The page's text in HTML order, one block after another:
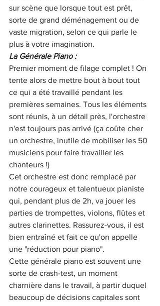
sur scène que lorsque tout est prêt,
sorte de grand déménagement ou de
vaste migration, selon ce qui parle le
plus à votre imagination.
La Générale Piano :
Premier moment de filage complet ! On
tente alors de mettre bout à bout tout
ce qui a été travaillé pendant les
premières semaines. Tous les éléments
sont réunis, à un détail près, l'orchestre
n'est toujours pas arrivé (ça coûte cher
un orchestre, inutile de mobiliser les 50
musiciens pour faire travailler les
chanteurs !)
Cet orchestre est donc remplacé par
notre courageux et talentueux pianiste
qui, pendant plus de 2h, va jouer les
parties de trompettes, violons, flûtes et
autres clarinettes. Rassurez-vous, il est
bien entraîné et fait ce qu'on appelle
une "réduction pour piano".
Cette générale piano est souvent une
sorte de crash-test, un moment
charnière dans le travail, à partir duquel
beaucoup de décisions capitales sont